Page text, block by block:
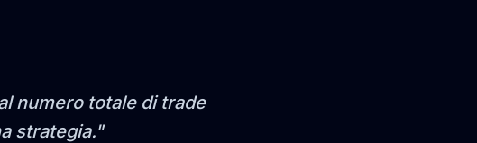
numero totale di trade
strategia."